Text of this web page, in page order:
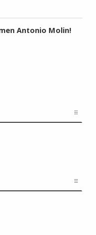
Antonio Molin!